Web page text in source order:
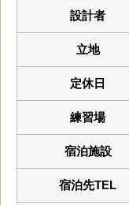
設計者
立地
定休日
練習場
宿泊施設
宿泊先TEL